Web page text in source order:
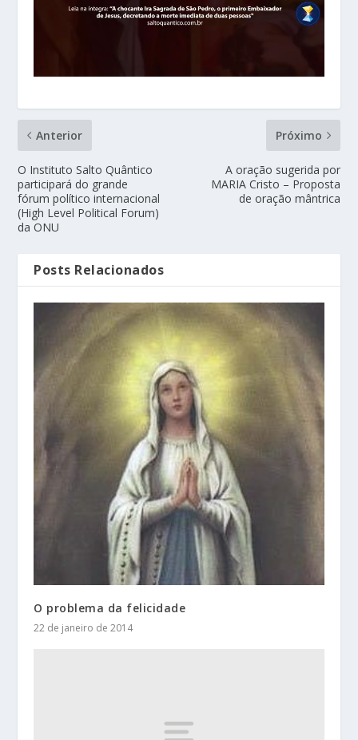
Anterior
O Instituto Salto Quântico
participará do grande
fórum político internacional
(High Level Political Forum)
da ONU
Próximo
A oração sugerida por
MARIA Cristo – Proposta
de oração mântrica
Posts Relacionados
O problema da felicidade
22 de janeiro de 2014